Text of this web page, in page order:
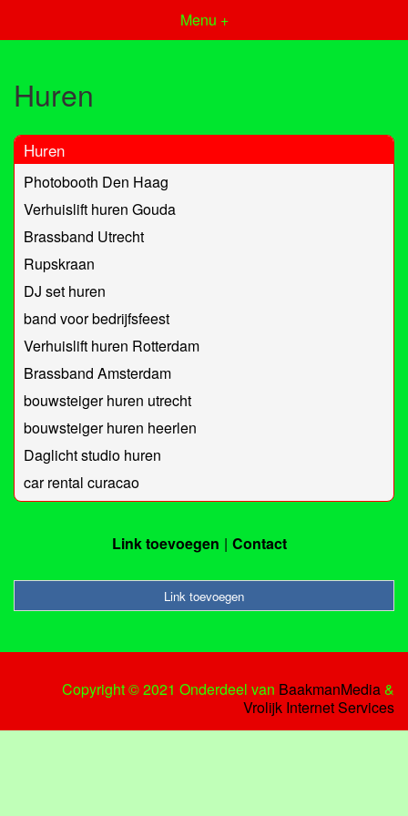
Menu +
Huren
Huren
Photobooth Den Haag
Verhuislift huren Gouda
Brassband Utrecht
Rupskraan
DJ set huren
band voor bedrijfsfeest
Verhuislift huren Rotterdam
Brassband Amsterdam
bouwsteiger huren utrecht
bouwsteiger huren heerlen
Daglicht studio huren
car rental curacao
Link toevoegen Contact
Link toevoegen
Copyright © 2021 Onderdeel van BaakmanMedia&
Vrolijk Internet Services